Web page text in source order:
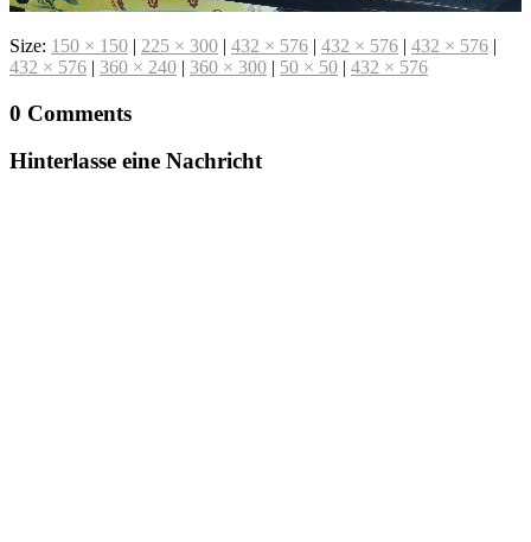
Size: 150 × 150 | 225 × 300 | 432 × 576 | 432 × 576 | 432 × 576 |
432 × 576 | 360 × 240 | 360 × 300 | 50 × 50 | 432 × 576
0 Comments
Hinterlasse eine Nachricht